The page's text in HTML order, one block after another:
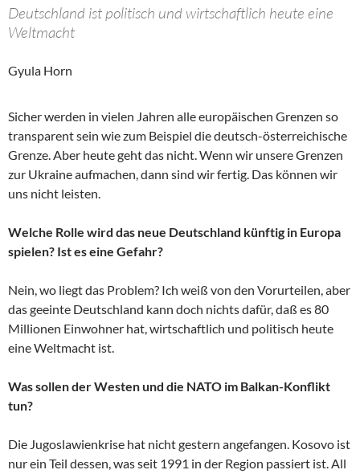
Deutschland ist politisch und wirtschaftlich heute eine
Weltmacht
Gyula Horn
Sicher werden in vielen Jahren alle europäischen Grenzen so
transparent sein wie zum Beispiel die deutsch-österreichische
Grenze. Aber heute geht das nicht. Wenn wir unsere Grenzen
zur Ukraine aufmachen, dann sind wir fertig. Das können wir
uns nicht leisten.
Welche Rolle wird das neue Deutschland künftig in Europa
spielen? Ist es eine Gefahr?
Nein, wo liegt das Problem? Ich weiß von den Vorurteilen, aber
das geeinte Deutschland kann doch nichts dafür, daß es 80
Millionen Einwohner hat, wirtschaftlich und politisch heute
eine Weltmacht ist.
Was sollen der Westen und die NATO im Balkan-Konflikt
tun?
Die Jugoslawienkrise hat nicht gestern angefangen. Kosovo ist
nur ein Teil dessen, was seit 1991 in der Region passiert ist. All